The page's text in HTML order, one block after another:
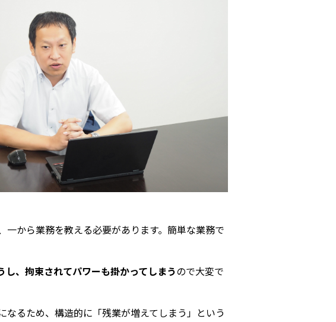
から業務を教える必要があります。簡単な業務で
、拘束されてパワーも掛かってしまうので大変で
るため、構造的に「残業が増えてしまう」という